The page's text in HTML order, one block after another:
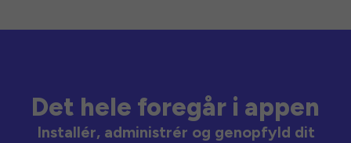
Det hele foregår i appen
Installér, administrér og genopfyld dit